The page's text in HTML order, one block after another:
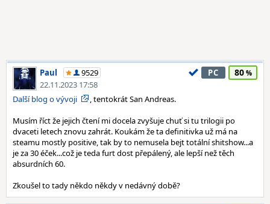
Paul
9529
22.11.2023 17:58
PC 80
Další blog o vývoji
, tentokrát San Andreas.
Musím říct že jejich čtení mi docela zvyšuje chuť si tu trilogii po
dvaceti letech znovu zahrát. Koukám že ta definitivka už má na
steamu mostly positive, tak by to nemusela bejt totální shitshow...a
je za 30 éček...což je teda furt dost přepálený, ale lepší než těch
absurdních 60.
Zkoušel to tady někdo někdy v nedávný době?